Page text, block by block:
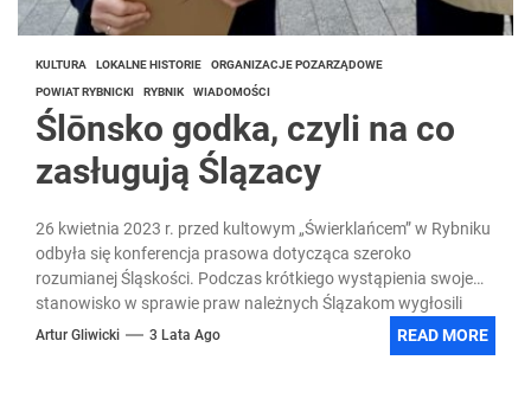
KULTURA LOKALNE HISTORIE ORGANIZACJE POZARZĄDOWE
POWIAT RYBNICKI RYBNIK WIADOMOŚCI
Ślōnsko godka, czyli na co
zasługują Ślązacy
26 kwietnia 2023 r. przed kultowym „Świerklańcem” w Rybniku
odbyła się konferencja prasowa dotycząca szeroko
rozumianej Śląskości. Podczas krótkiego wystąpienia swoje
stanowisko w sprawie praw należnych Ślązakom wygłosili
Michał Gramatyka – Poseł na Sejm RP oraz Piotr Masłowski –
Artur Gliwicki 3 Lata Ago READ MORE